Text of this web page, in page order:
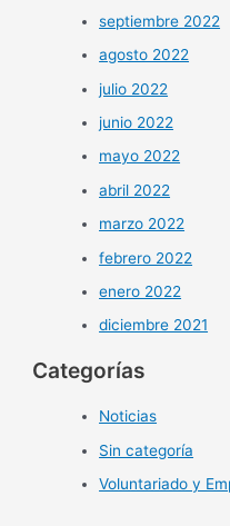
septiembre 2022
agosto 2022
julio 2022
junio 2022
mayo 2022
abril 2022
marzo 2022
febrero 2022
enero 2022
diciembre 2021
Categorías
Noticias
Sin categoría
Voluntariado y